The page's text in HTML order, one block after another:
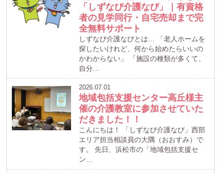
「しずなび介護なび」｜有資格
者の見学同行・自宅売却まで完
全無料サポート
しずなび介護なびとは… 「老人ホームを
探したいけれど、何から始めたらいいの
かわからない」 「施設の種類が多くて、
自分…
2026.07.01
地域包括支援センター高丘様主
催の介護教室に参加させていた
だきました！！
こんにちは！ 「しずなび介護なび」西部
エリア担当相談員の大隅（おおすみ）で
す。 先日、浜松市の「地域包括支援セ
ン…